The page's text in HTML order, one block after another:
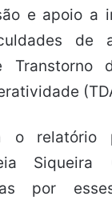
e apoio a
de
Transtorno
o relatório
Siqueira
por